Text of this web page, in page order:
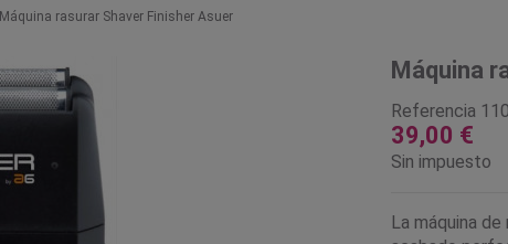
Máquina rasurar Shaver Finisher Asuer
Máquina
Referencia
39,00 €
Sin impuesto
La máquina